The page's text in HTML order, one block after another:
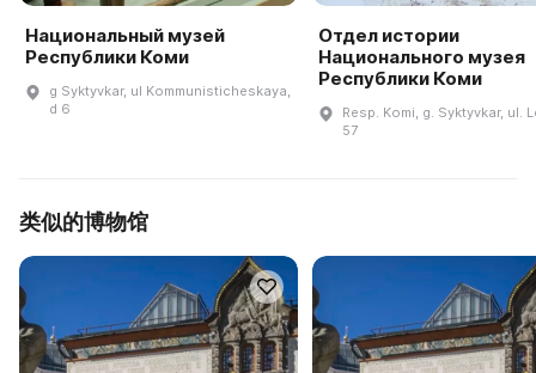
Национальный музей
Республики Коми
g Syktyvkar, ul Kommunisticheskaya,
d 6
Отдел истории
Национального музея
Республики Коми
Resp. Komi, g. Syktyvkar, ul.
57
类似的博物馆